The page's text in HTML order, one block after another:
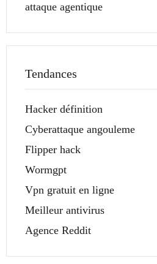
attaque agentique
Tendances
Hacker définition
Cyberattaque angouleme
Flipper hack
Wormgpt
Vpn gratuit en ligne
Meilleur antivirus
Agence Reddit